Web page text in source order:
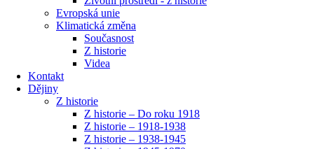
Evropská unie
Klimatická změna
Současnost
Z historie
Videa
Kontakt
Dějiny
Z historie
Z historie – Do roku 1918
Z historie – 1918-1938
Z historie – 1938-1945